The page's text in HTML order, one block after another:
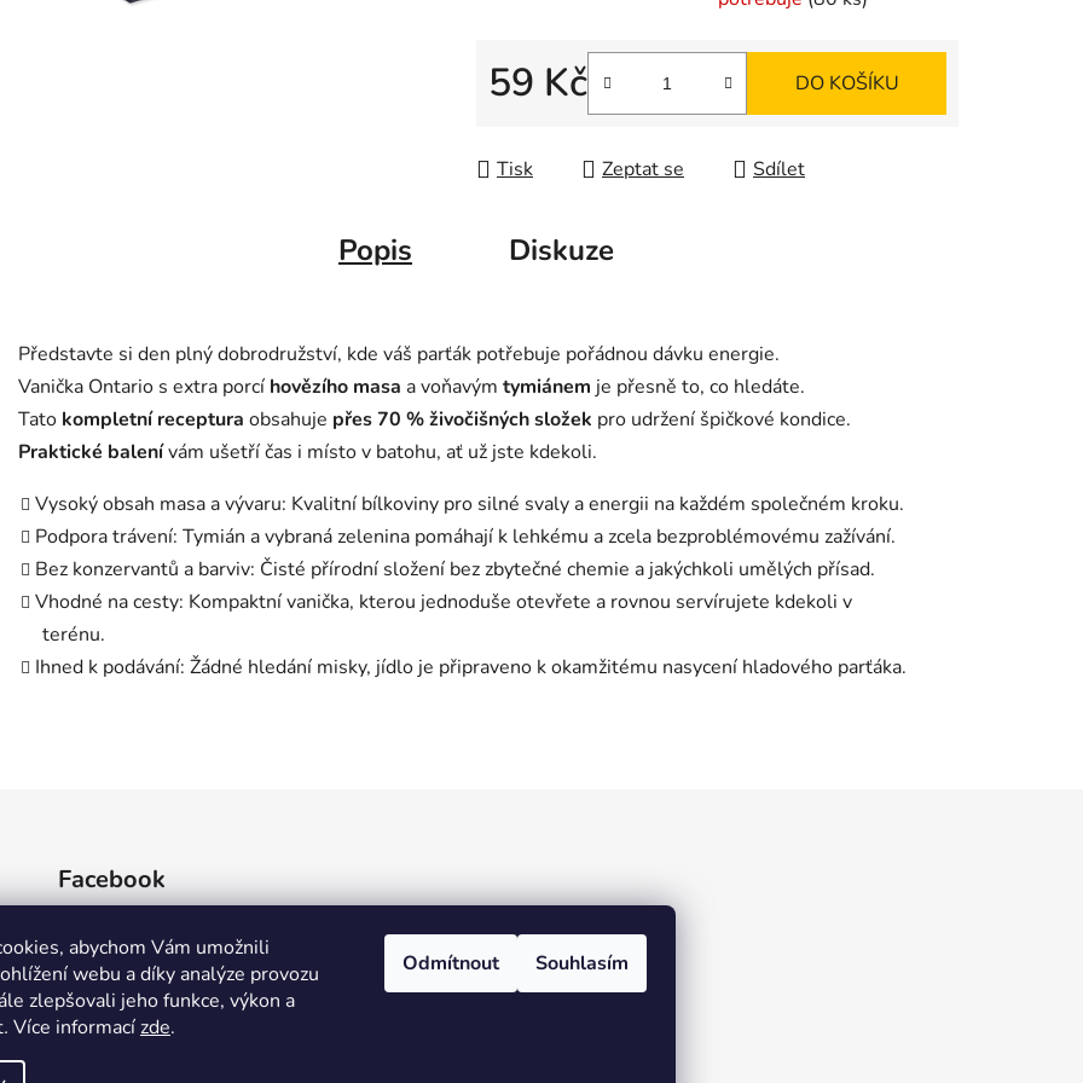
abychom Vám umožnili
webu a díky analýze provozu
zlepšovali jeho funkce, výkon a
. Více informacízde.
Odmítnout Souhlasím
hvězdiček.
59 Kč
Měrná cena:
DO KOŠÍKU
Tisk Zeptat se Sdílet
Popis Diskuze
Představte si den plný dobrodružství, kde váš parťák potřebuje pořádnou dávku energie.
Vanička Ontario s extra porcí hovězího masa a voňavým tymiánem je přesně to, co hledáte.
Tato kompletní receptura obsahuje přes 70 % živočišných složek pro udržení špičkové kondice.
Praktické balenívám ušetří čas i místo v batohu, ať už jste kdekoli.
Vysoký obsah masa a vývaru: Kvalitní bílkoviny pro silné svaly a energii na každém společném kroku.
Podpora trávení: Tymián a vybraná zelenina pomáhají k lehkému a zcela bezproblémovému zažívání.
Bez konzervantů a barviv: Čisté přírodní složení bez zbytečné chemie a jakýchkoli umělých přísad.
Vhodné na cesty: Kompaktní vanička, kterou jednoduše otevřete a rovnou servírujete kdekoli v
terénu.
Ihned k podávání: Žádné hledání misky, jídlo je připraveno k okamžitému nasycení hladového parťáka.
Facebook